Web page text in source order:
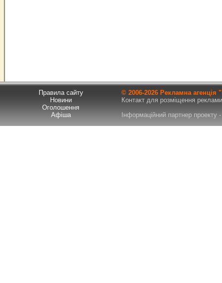
Правила сайту
Новини
Оголошення
Афіша
© 2006-2026 Рекламна
Контакт для розміщення
Інформаційний партнер проекту